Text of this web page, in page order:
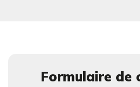
Formulaire de